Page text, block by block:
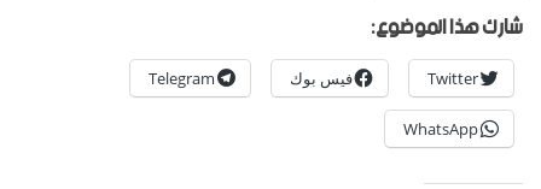
شارك هذا الموضوع:
Twitter فيس بوك Telegram
WhatsApp